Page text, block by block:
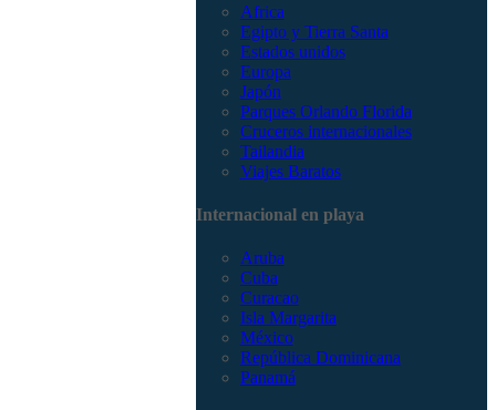
Africa
Egipto y Tierra Santa
Estados unidos
Europa
Japón
Parques Orlando Florida
Cruceros internacionales
Tailandia
Viajes Baratos
Internacional en playa
Aruba
Cuba
Curacao
Isla Margarita
México
República Dominicana
Panamá